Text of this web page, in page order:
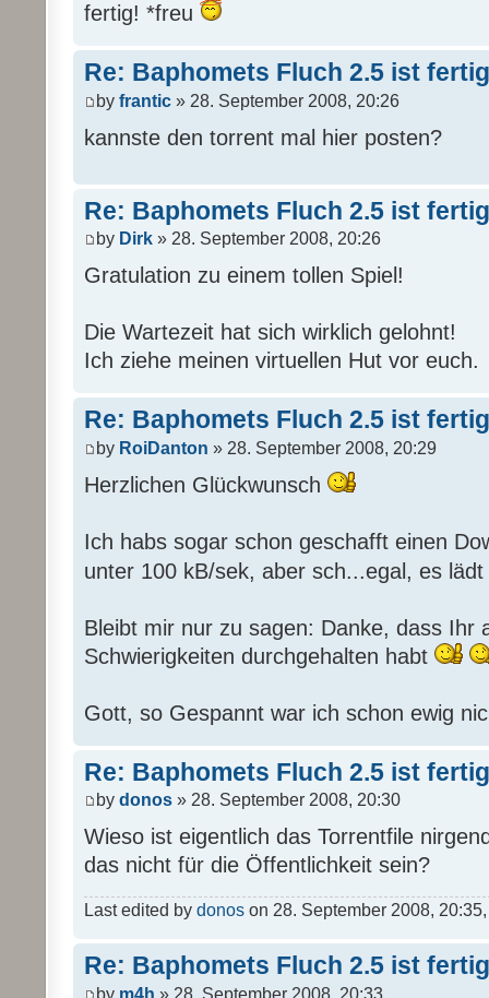
fertig! *freu
Re: Baphomets Fluch 2.5 ist fertig
by frantic » 28. September 2008, 20:26
kannste den torrent mal hier posten?
Re: Baphomets Fluch 2.5 ist fertig
by Dirk » 28. September 2008, 20:26
Gratulation zu einem tollen Spiel!
Die Wartezeit hat sich wirklich gelohnt!
Ich ziehe meinen virtuellen Hut vor euch.
Re: Baphomets Fluch 2.5 ist fertig
by RoiDanton » 28. September 2008, 20:29
Herzlichen Glückwunsch
Ich habs sogar schon geschafft einen
unter 100 kB/sek, aber sch...egal, es lädt
Bleibt mir nur zu sagen: Danke, dass Ihr
Schwierigkeiten durchgehalten habt
Gott, so Gespannt war ich schon ewig
Re: Baphomets Fluch 2.5 ist fertig
by donos » 28. September 2008, 20:30
Wieso ist eigentlich das Torrentfile
das nicht für die Öffentlichkeit sein?
Last edited by donos on 28. September 2008,
Re: Baphomets Fluch 2.5 ist fertig
by m4h » 28. September 2008, 20:33